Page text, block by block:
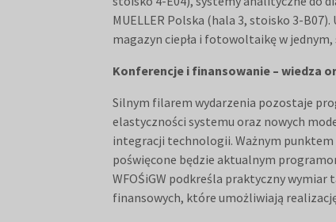
MUELLER Polska (hala 3, stoisko 3-
magazyn ciepła i fotowoltaikę w jednym,
Konferencje i finansowanie – wiedza
Silnym filarem wydarzenia pozostaje
elastyczności systemu oraz nowych
integracji technologii. Ważnym punktem
poświęcone będzie aktualnym
WFOŚiGW podkreśla praktyczny
finansowych, które umożliwiają